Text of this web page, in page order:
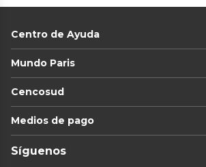
Centro de Ayuda
Mundo Paris
Cencosud
Medios de pago
Síguenos